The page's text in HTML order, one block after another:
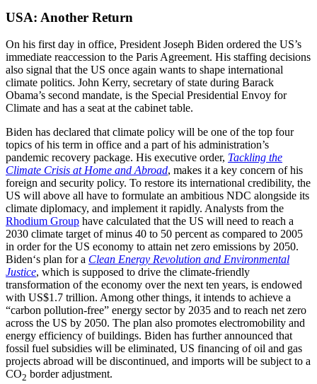
USA: Another Return
On his first day in office, President Joseph Biden ordered the US’s
immediate reaccession to the Paris Agreement. His staffing decisions
also signal that the US once again wants to shape international
climate poli­tics. John Kerry, secretary of state during Barack
Obama’s second mandate, is the Special Presidential Envoy for
Climate and has a seat at the cabinet table.
Biden has declared that climate policy will be one of the top four
topics of his term in office and a part of his adminis­tration’s
pandemic recovery package. His executive order, Tackling the
Climate Crisis at Home and Abroad, makes it a key concern of his
foreign and security policy. To restore its international credibility, the
US will above all have to formulate an ambitious NDC alongside its
climate diplomacy, and implement it rapidly. Analysts from the
Rhodium Group have calculated that the US will need to reach a
2030 climate target of minus 40 to 50 percent as compared to 2005
in order for the US economy to attain net zero emissions by 2050.
Biden‘s plan for a Clean Energy Revolution and Environmental
Justice, which is supposed to drive the cli­mate-friendly
transformation of the econ­o­my over the next ten years, is endowed
with US$1.7 trillion. Among other things, it intends to achieve a
“carbon pollution-free” energy sector by 2035 and to reach net zero
across the US by 2050. The plan also pro­motes electromobility and
energy efficiency of buildings. Biden has further announced that
fossil fuel subsidies will be eliminated, US financing of oil and gas
projects abroad will be discontinued, and imports will be subject to a
CO2 border adjustment.